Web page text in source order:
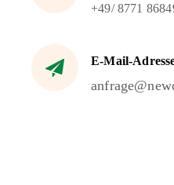
+49/ 8771
E-Mail-